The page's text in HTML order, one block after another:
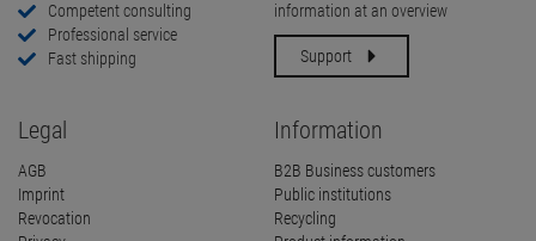
Competent consulting
Professional service
Fast shipping
information at an overview
Support
Legal
AGB
Imprint
Revocation
Information
B2B Business customers
Public institutions
Recycling